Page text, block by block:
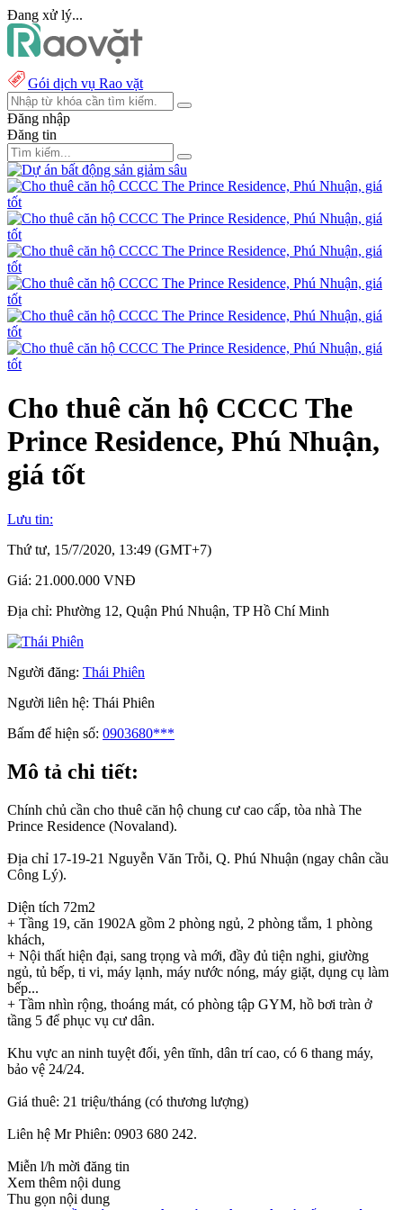
Đang xử lý...
Gói dịch vụ Rao vặt
Đăng nhập
Đăng tin
Cho thuê căn hộ CCCC The
Prince Residence, Phú Nhuận,
giá tốt
Lưu tin:
Thứ tư, 15/7/2020, 13:49 (GMT+7)
Giá: 21.000.000 VNĐ
Địa chỉ: Phường 12, Quận Phú Nhuận, TP Hồ Chí Minh
Người đăng: Thái Phiên
Người liên hệ: Thái Phiên
Bấm để hiện số: 0903680***
Mô tả chi tiết:
Chính chủ cần cho thuê căn hộ chung cư cao cấp, tòa nhà The
Prince Residence (Novaland).
Địa chỉ 17-19-21 Nguyễn Văn Trỗi, Q. Phú Nhuận (ngay chân cầu
Công Lý).
Diện tích 72m2
+ Tầng 19, căn 1902A gồm 2 phòng ngủ, 2 phòng tắm, 1 phòng
khách,
+ Nội thất hiện đại, sang trọng và mới, đầy đủ tiện nghi, giường
ngủ, tủ bếp, ti vi, máy lạnh, máy nước nóng, máy giặt, dụng cụ làm
bếp...
+ Tầm nhìn rộng, thoáng mát, có phòng tập GYM, hồ bơi tràn ở
tầng 5 để phục vụ cư dân.
Khu vực an ninh tuyệt đối, yên tĩnh, dân trí cao, có 6 thang máy,
bảo vệ 24/24.
Giá thuê: 21 triệu/tháng (có thương lượng)
Liên hệ Mr Phiên: 0903 680 242.
Miễn l/h mời đăng tin
Xem thêm nội dung
Thu gọn nội dung